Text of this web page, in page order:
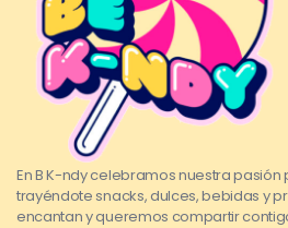
En B K-ndy celebramos nuestra pasión
trayéndote snacks, dulces, bebidas y
encantan y queremos compartir